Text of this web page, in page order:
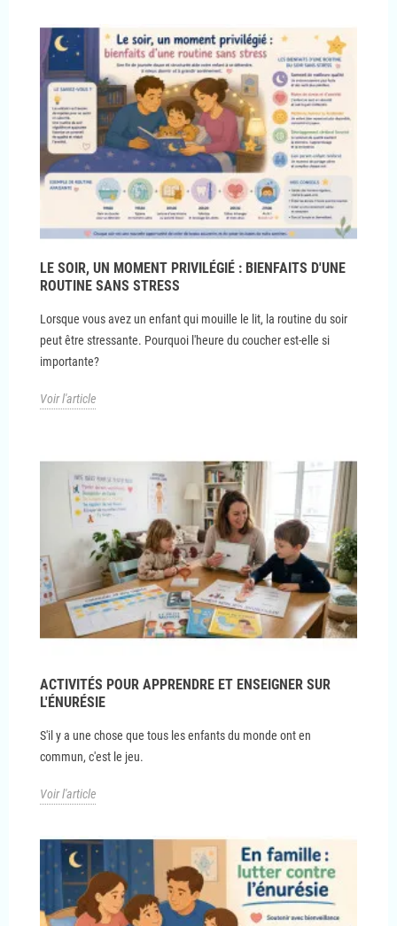
LE SOIR, UN MOMENT PRIVILÉGIÉ : BIENFAITS D'UNE
ROUTINE SANS STRESS
Lorsque vous avez un enfant qui mouille le lit, la routine du soir
peut être stressante. Pourquoi l'heure du coucher est-elle si
importante?
Voir l'article
ACTIVITÉS POUR APPRENDRE ET ENSEIGNER SUR
L'ÉNURÉSIE
S'il y a une chose que tous les enfants du monde ont en
commun, c'est le jeu.
Voir l'article